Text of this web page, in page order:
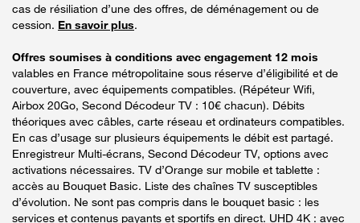
cas de résiliation d’une des offres, de déménagement ou de
cession. En savoir plus.
Offres soumises à conditions avec engagement 12 mois
valables en France métropolitaine sous réserve d’éligibilité et de
couverture, avec équipements compatibles. (Répéteur Wifi,
Airbox 20Go, Second Décodeur TV : 10€ chacun). Débits
théoriques avec câbles, carte réseau et ordinateurs compatibles.
En cas d’usage sur plusieurs équipements le débit est partagé.
Enregistreur Multi-écrans, Second Décodeur TV, options avec
activations nécessaires. TV d’Orange sur mobile et tablette :
accès au Bouquet Basic. Liste des chaînes TV susceptibles
d’évolution. Ne sont pas compris dans le bouquet basic : les
services et contenus payants et sportifs en direct. UHD 4K : avec